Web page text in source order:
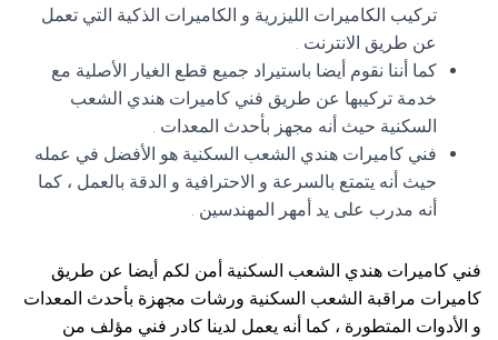
تركيب الكاميرات الليزرية و الكاميرات الذكية التي تعمل
عن طريق الانترنت .
كما أننا نقوم أيضا باستيراد جميع قطع الغيار الأصلية مع
خدمة تركيبها عن طريق فني كاميرات هندي الشعب
السكنية حيث أنه مجهز بأحدث المعدات .
فني كاميرات هندي الشعب السكنية هو الأفضل في عمله
حيث أنه يتمتع بالسرعة و الاحترافية و الدقة بالعمل ، كما
أنه مدرب على يد أمهر المهندسين .
فني كاميرات هندي الشعب السكنية أمن لكم أيضا عن طريق
كاميرات مراقبة الشعب السكنية ورشات مجهزة بأحدث المعدات
و الأدوات المتطورة ، كما أنه يعمل لدينا كادر فني مؤلف من